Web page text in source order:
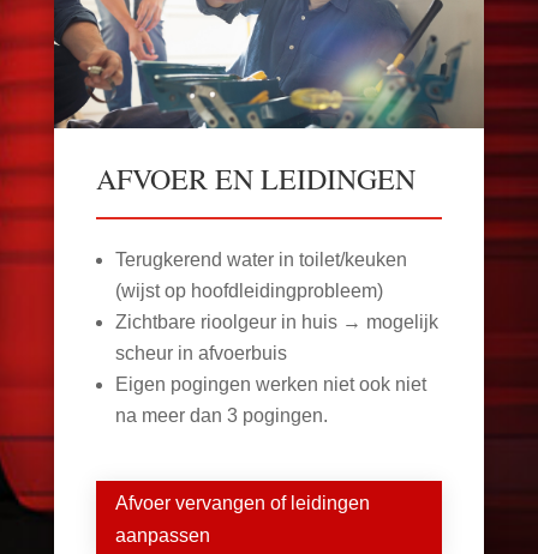
AFVOER EN LEIDINGEN
Terugkerend water in toilet/keuken
(wijst op hoofdleidingprobleem)
Zichtbare rioolgeur in huis → mogelijk
scheur in afvoerbuis
Eigen pogingen werken niet ook niet
na meer dan 3 pogingen.
Afvoer vervangen of leidingen
aanpassen